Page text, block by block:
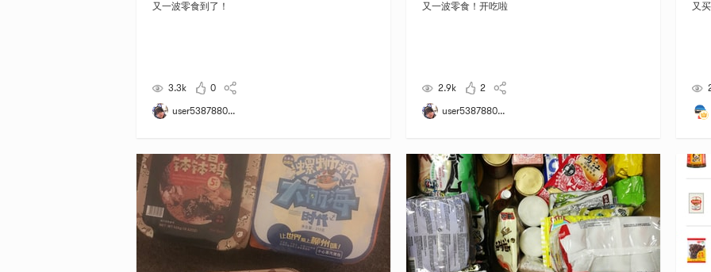
又一波零食到了！
3.3k 0
user5387880...
又一波零食！开吃啦
2.9k 2
user5387880...
又